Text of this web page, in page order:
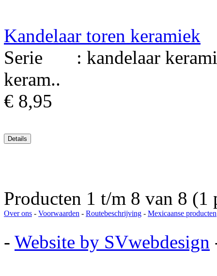
Kandelaar toren keramiek
Serie : kandelaar
keram..
€ 8,95
Producten 1 t/m 8 van 8 (1
Over ons - Voorwaarden - Routebeschrijving - Mexicaanse producten
- Website by SVwebdesign